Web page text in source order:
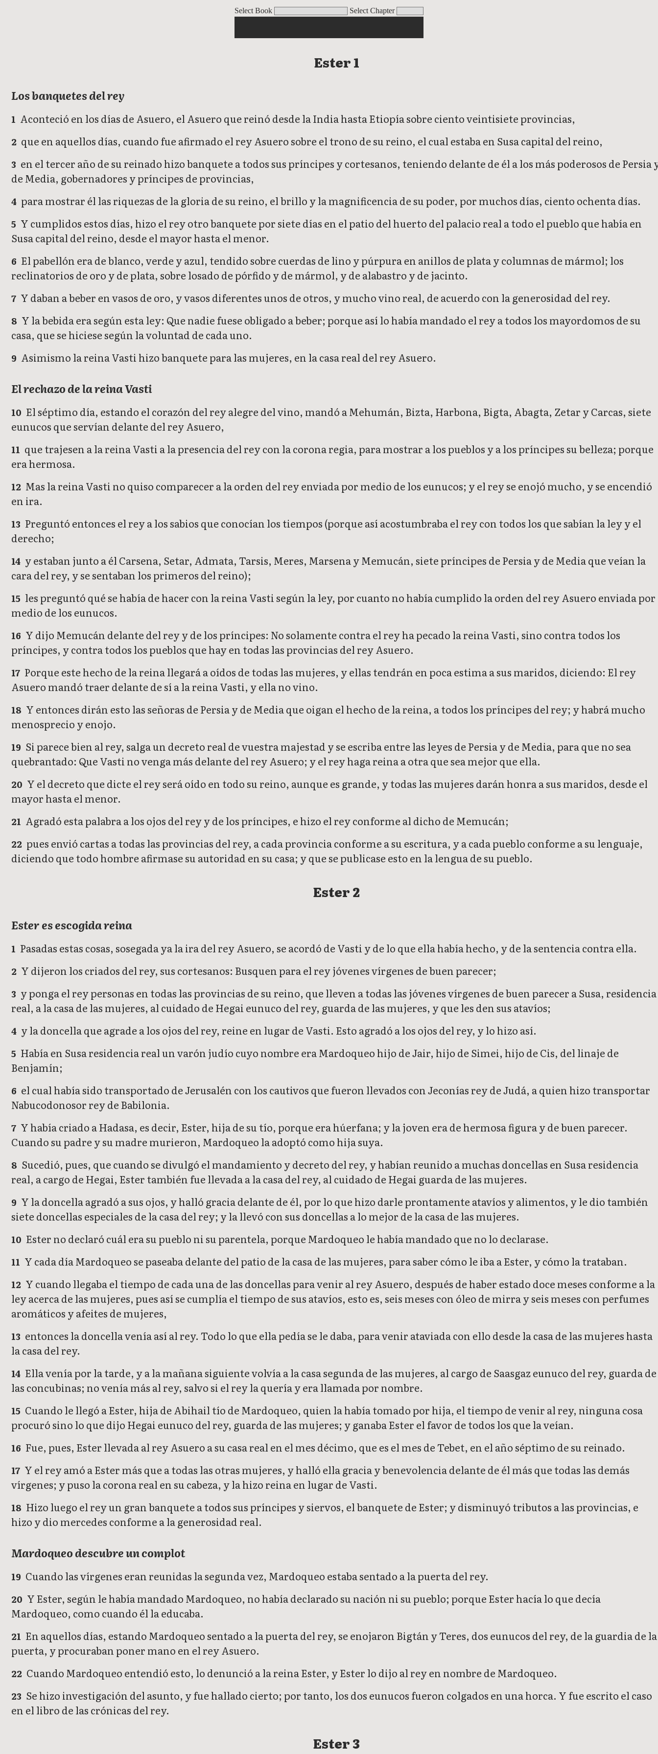
Select Book Select Chapter
Ester 10
Ester 1
Los banquetes del rey
1 Aconteció en los días de Asuero, el Asuero que reinó desde la India hasta Etiopía sobre ciento veintisiete provincias,
2 que en aquellos días, cuando fue afirmado el rey Asuero sobre el trono de su reino, el cual estaba en Susa capital del reino,
3 en el tercer año de su reinado hizo banquete a todos sus príncipes y cortesanos, teniendo delante de él a los más poderosos de Persia
de Media, gobernadores y príncipes de provincias,
4 para mostrar él las riquezas de la gloria de su reino, el brillo y la magnificencia de su poder, por muchos días, ciento ochenta días.
5 Y cumplidos estos días, hizo el rey otro banquete por siete días en el patio del huerto del palacio real a todo el pueblo que había en
Susa capital del reino, desde el mayor hasta el menor.
6 El pabellón era de blanco, verde y azul, tendido sobre cuerdas de lino y púrpura en anillos de plata y columnas de mármol; los
reclinatorios de oro y de plata, sobre losado de pórfido y de mármol, y de alabastro y de jacinto.
7 Y daban a beber en vasos de oro, y vasos diferentes unos de otros, y mucho vino real, de acuerdo con la generosidad del rey.
8 Y la bebida era según esta ley: Que nadie fuese obligado a beber; porque así lo había mandado el rey a todos los mayordomos de su
casa, que se hiciese según la voluntad de cada uno.
9 Asimismo la reina Vasti hizo banquete para las mujeres, en la casa real del rey Asuero.
El rechazo de la reina Vasti
10 El séptimo día, estando el corazón del rey alegre del vino, mandó a Mehumán, Bizta, Harbona, Bigta, Abagta, Zetar y Carcas, siete
eunucos que servían delante del rey Asuero,
11 que trajesen a la reina Vasti a la presencia del rey con la corona regia, para mostrar a los pueblos y a los príncipes su belleza; porque
era hermosa.
12 Mas la reina Vasti no quiso comparecer a la orden del rey enviada por medio de los eunucos; y el rey se enojó mucho, y se encendió
en ira.
13 Preguntó entonces el rey a los sabios que conocían los tiempos (porque así acostumbraba el rey con todos los que sabían la ley y el
derecho;
14 y estaban junto a él Carsena, Setar, Admata, Tarsis, Meres, Marsena y Memucán, siete príncipes de Persia y de Media que veían la
cara del rey, y se sentaban los primeros del reino);
15 les preguntó qué se había de hacer con la reina Vasti según la ley, por cuanto no había cumplido la orden del rey Asuero enviada por
medio de los eunucos.
16 Y dijo Memucán delante del rey y de los príncipes: No solamente contra el rey ha pecado la reina Vasti, sino contra todos los
príncipes, y contra todos los pueblos que hay en todas las provincias del rey Asuero.
17 Porque este hecho de la reina llegará a oídos de todas las mujeres, y ellas tendrán en poca estima a sus maridos, diciendo: El rey
Asuero mandó traer delante de sí a la reina Vasti, y ella no vino.
18 Y entonces dirán esto las señoras de Persia y de Media que oigan el hecho de la reina, a todos los príncipes del rey; y habrá mucho
menosprecio y enojo.
19 Si parece bien al rey, salga un decreto real de vuestra majestad y se escriba entre las leyes de Persia y de Media, para que no sea
quebrantado: Que Vasti no venga más delante del rey Asuero; y el rey haga reina a otra que sea mejor que ella.
20 Y el decreto que dicte el rey será oído en todo su reino, aunque es grande, y todas las mujeres darán honra a sus maridos, desde el
mayor hasta el menor.
21 Agradó esta palabra a los ojos del rey y de los príncipes, e hizo el rey conforme al dicho de Memucán;
22 pues envió cartas a todas las provincias del rey, a cada provincia conforme a su escritura, y a cada pueblo conforme a su lenguaje,
diciendo que todo hombre afirmase su autoridad en su casa; y que se publicase esto en la lengua de su pueblo.
Ester 2
Ester es escogida reina
1 Pasadas estas cosas, sosegada ya la ira del rey Asuero, se acordó de Vasti y de lo que ella había hecho, y de la sentencia contra ella.
2 Y dijeron los criados del rey, sus cortesanos: Busquen para el rey jóvenes vírgenes de buen parecer;
3 y ponga el rey personas en todas las provincias de su reino, que lleven a todas las jóvenes vírgenes de buen parecer a Susa, residencia
real, a la casa de las mujeres, al cuidado de Hegai eunuco del rey, guarda de las mujeres, y que les den sus atavíos;
4 y la doncella que agrade a los ojos del rey, reine en lugar de Vasti. Esto agradó a los ojos del rey, y lo hizo así.
5 Había en Susa residencia real un varón judío cuyo nombre era Mardoqueo hijo de Jair, hijo de Simei, hijo de Cis, del linaje de
Benjamín;
6 el cual había sido transportado de Jerusalén con los cautivos que fueron llevados con Jeconías rey de Judá, a quien hizo transportar
Nabucodonosor rey de Babilonia.
7 Y había criado a Hadasa, es decir, Ester, hija de su tío, porque era húerfana; y la joven era de hermosa figura y de buen parecer.
Cuando su padre y su madre murieron, Mardoqueo la adoptó como hija suya.
8 Sucedió, pues, que cuando se divulgó el mandamiento y decreto del rey, y habían reunido a muchas doncellas en Susa residencia
real, a cargo de Hegai, Ester también fue llevada a la casa del rey, al cuidado de Hegai guarda de las mujeres.
9 Y la doncella agradó a sus ojos, y halló gracia delante de él, por lo que hizo darle prontamente atavíos y alimentos, y le dio también
siete doncellas especiales de la casa del rey; y la llevó con sus doncellas a lo mejor de la casa de las mujeres.
10 Ester no declaró cuál era su pueblo ni su parentela, porque Mardoqueo le había mandado que no lo declarase.
11 Y cada día Mardoqueo se paseaba delante del patio de la casa de las mujeres, para saber cómo le iba a Ester, y cómo la trataban.
12 Y cuando llegaba el tiempo de cada una de las doncellas para venir al rey Asuero, después de haber estado doce meses conforme a la
ley acerca de las mujeres, pues así se cumplía el tiempo de sus atavíos, esto es, seis meses con óleo de mirra y seis meses con perfumes
aromáticos y afeites de mujeres,
13 entonces la doncella venía así al rey. Todo lo que ella pedía se le daba, para venir ataviada con ello desde la casa de las mujeres hasta
la casa del rey.
14 Ella venía por la tarde, y a la mañana siguiente volvía a la casa segunda de las mujeres, al cargo de Saasgaz eunuco del rey, guarda de
las concubinas; no venía más al rey, salvo si el rey la quería y era llamada por nombre.
15 Cuando le llegó a Ester, hija de Abihail tío de Mardoqueo, quien la había tomado por hija, el tiempo de venir al rey, ninguna cosa
procuró sino lo que dijo Hegai eunuco del rey, guarda de las mujeres; y ganaba Ester el favor de todos los que la veían.
16 Fue, pues, Ester llevada al rey Asuero a su casa real en el mes décimo, que es el mes de Tebet, en el año séptimo de su reinado.
17 Y el rey amó a Ester más que a todas las otras mujeres, y halló ella gracia y benevolencia delante de él más que todas las demás
vírgenes; y puso la corona real en su cabeza, y la hizo reina en lugar de Vasti.
18 Hizo luego el rey un gran banquete a todos sus príncipes y siervos, el banquete de Ester; y disminuyó tributos a las provincias, e
hizo y dio mercedes conforme a la generosidad real.
Mardoqueo descubre un complot
19 Cuando las vírgenes eran reunidas la segunda vez, Mardoqueo estaba sentado a la puerta del rey.
20 Y Ester, según le había mandado Mardoqueo, no había declarado su nación ni su pueblo; porque Ester hacía lo que decía
Mardoqueo, como cuando él la educaba.
21 En aquellos días, estando Mardoqueo sentado a la puerta del rey, se enojaron Bigtán y Teres, dos eunucos del rey, de la guardia de la
puerta, y procuraban poner mano en el rey Asuero.
22 Cuando Mardoqueo entendió esto, lo denunció a la reina Ester, y Ester lo dijo al rey en nombre de Mardoqueo.
23 Se hizo investigación del asunto, y fue hallado cierto; por tanto, los dos eunucos fueron colgados en una horca. Y fue escrito el caso
en el libro de las crónicas del rey.
Ester 3